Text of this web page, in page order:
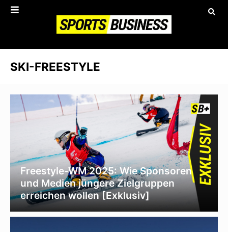
SKI-FREESTYLE
Freestyle-WM 2025: Wie Sponsoren
und Medien jüngere Zielgruppen
erreichen wollen [Exklusiv]